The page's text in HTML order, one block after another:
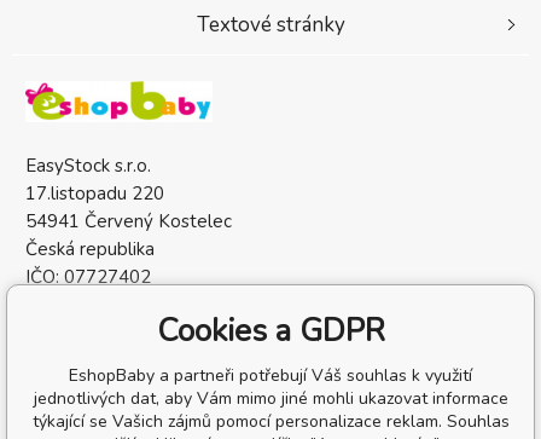
EasyStock s.r.o.
17.listopadu 220
54941 Červený Kostelec
Česká republika
IČO: 07727402
Textové stránky
Cookies a GDPR
EshopBaby a partneři potřebují Váš souhlas k využití
jednotlivých dat, aby Vám mimo jiné mohli ukazovat informace
týkající se Vašich zájmů pomocí personalizace reklam. Souhlas